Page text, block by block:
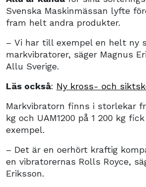
Svenska Maskinmässan lyfte
fram helt andra produkter.
– Vi har till exempel en helt ny
markvibratorer, säger Magnus
Allu Sverige.
Läs också: Ny kross- och
Markvibratorn finns i storlekar
kg och UAM1200 på 1 200 kg
exempel.
– Det är en oerhört kraftig
en vibratorernas Rolls Royce,
Eriksson.